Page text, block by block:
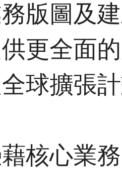
版圖及
更全面
球擴張
藉核心業